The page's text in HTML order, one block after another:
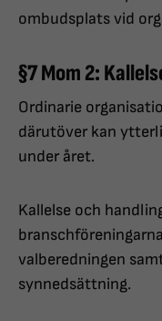
ombudsplats vid
§7 Mom 2:
Ordinarie
därutöver kan
under året.
Kallelse och
valberedningen
synnedsättning.